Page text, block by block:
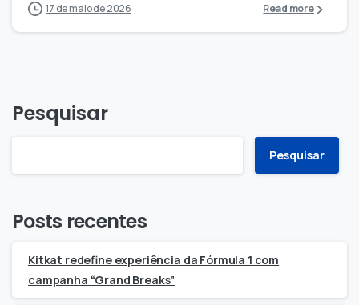
17 de maio de 2026 Read more
Pesquisar
Pesquisar
Posts recentes
Kitkat redefine experiência da Fórmula 1 com
campanha “Grand Breaks”